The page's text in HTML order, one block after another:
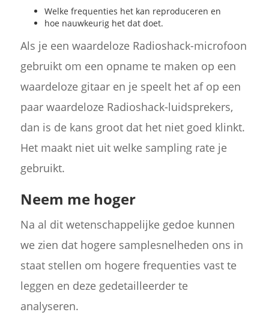
Welke frequenties het kan reproduceren en
hoe nauwkeurig het dat doet.
Als je een waardeloze Radioshack-microfoon
gebruikt om een opname te maken op een
waardeloze gitaar en je speelt het af op een
paar waardeloze Radioshack-luidsprekers,
dan is de kans groot dat het niet goed klinkt.
Het maakt niet uit welke sampling rate je
gebruikt.
Neem me hoger
Na al dit wetenschappelijke gedoe kunnen
we zien dat hogere samplesnelheden ons in
staat stellen om hogere frequenties vast te
leggen en deze gedetailleerder te
analyseren.